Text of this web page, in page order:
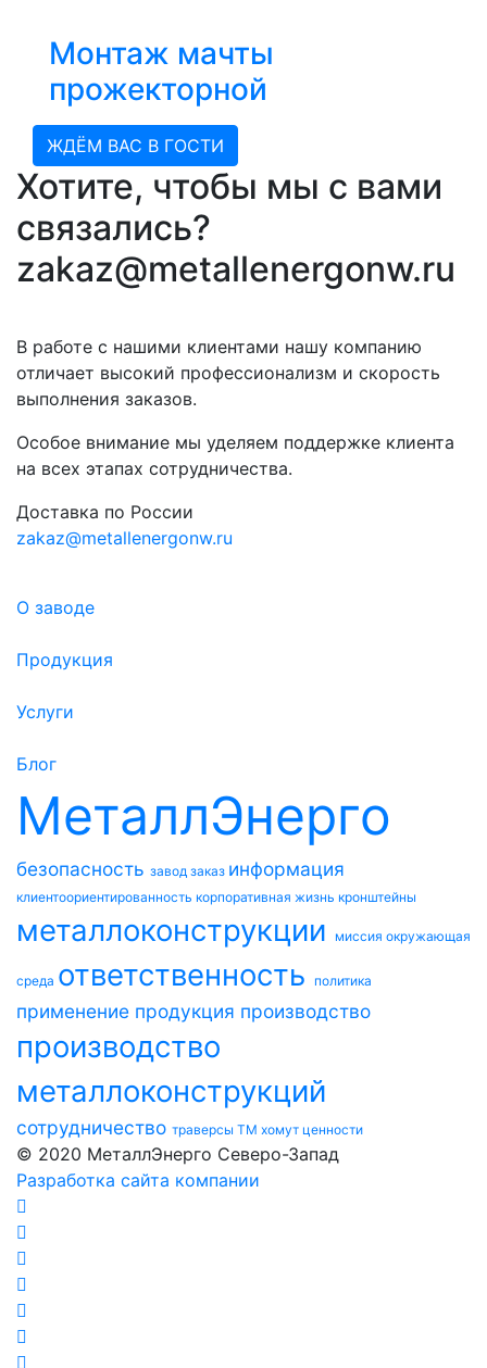
Монтаж мачты
прожекторной
ЖДЁМ ВАС В ГОСТИ
Хотите, чтобы мы с вами
связались?
zakaz@metallenergonw.ru
В работе с нашими клиентами нашу компанию
отличает высокий профессионализм и скорость
выполнения заказов.
Особое внимание мы уделяем поддержке клиента
на всех этапах сотрудничества.
Доставка по России
zakaz@metallenergonw.ru
О заводе
Продукция
Услуги
Блог
МеталлЭнерго
безопасность завод заказ информация
клиентоориентированность корпоративная жизнь кронштейны
металлоконструкции миссия окружающая
среда ответственность политика
применение продукция производство
производство
металлоконструкций
сотрудничество траверсы ТМ хомут ценности
© 2020 МеталлЭнерго Северо-Запад
Разработка сайта компании